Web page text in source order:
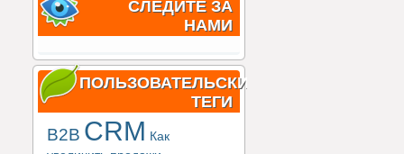
СЛЕДИТЕ ЗА
НАМИ
ПОЛЬЗОВАТЕЛЬСКИЕ
ТЕГИ
B2B CRM Как